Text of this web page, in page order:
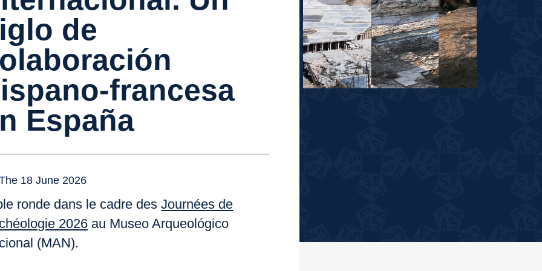
de
francesa
España
18 June 2026
ronde dans le cadre desJournées de
2026 au Museo Arqueológico
(MAN).